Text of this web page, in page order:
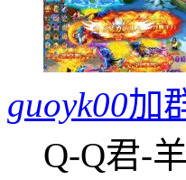
guoyk00加
Q-Q君-